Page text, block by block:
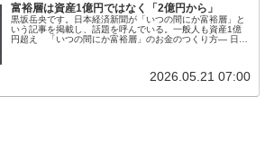
富裕層は資産1億円ではなく「2億円から」
黒坂岳央です。日本経済新聞が「いつの間にか富裕層」と
いう記事を掲載し、話題を呼んでいる。一般人も資産1億
円超え 「いつの間にか富裕層」のお金のつくり方— 日本
2026.05.21 07:00